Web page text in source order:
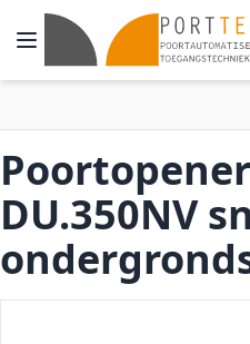
Ga naar de inhoud
Toggle Nav
DU.350NV